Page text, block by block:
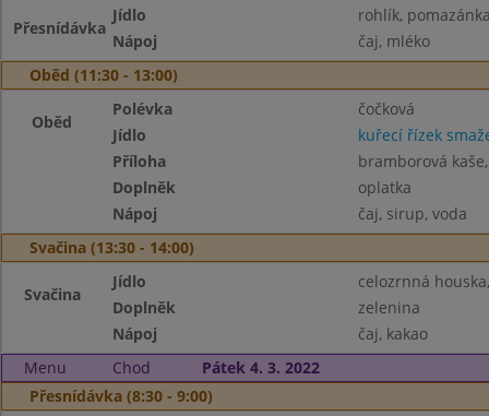
Přesnídávka
Jídlo
rohlík,
Nápoj
čaj, mléko
Oběd (11:30 - 13:00)
Oběd
Polévka
čočková
Jídlo
kuřecí řízek
Příloha
bramborová
Doplněk
oplatka
Nápoj
čaj, sirup, voda
Svačina (13:30 - 14:00)
Svačina
Jídlo
celozrnná
Doplněk
zelenina
Nápoj
čaj, kakao
Menu
Chod
Pátek 4. 3. 2022
Přesnídávka (8:30 - 9:00)